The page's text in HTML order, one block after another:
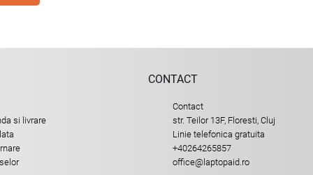
si livrare
CONTACT
Contact
str. Teilor 13F, Floresti, Cluj
Linie telefonica gratuita
+40264265857
office@laptopaid.ro